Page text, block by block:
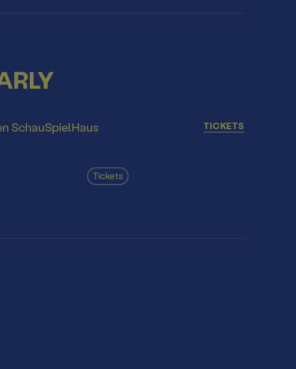
SchauSpielHaus
Tickets
TICKETS